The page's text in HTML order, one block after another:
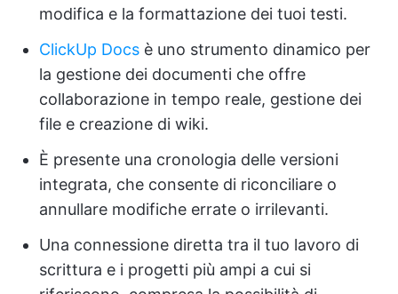
modifica e la formattazione dei tuoi testi.
ClickUp Docs è uno strumento dinamico per
la gestione dei documenti che offre
collaborazione in tempo reale, gestione dei
file e creazione di wiki.
È presente una cronologia delle versioni
integrata, che consente di riconciliare o
annullare modifiche errate o irrilevanti.
Una connessione diretta tra il tuo lavoro di
scrittura e i progetti più ampi a cui si